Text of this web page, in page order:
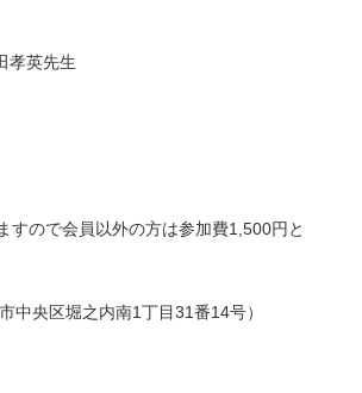
孝英先生
ので会員以外の方は参加費1,500円と
央区堀之内南1丁目31番14号）